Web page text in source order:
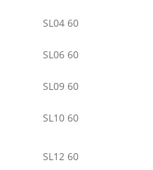
SL04 60
SL06 60
SL09 60
SL10 60
SL12 60